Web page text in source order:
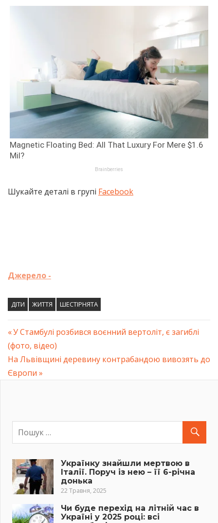
Шукайте деталі в групі Facebook
Джерело -
ДІТИ ЖИТТЯ ШЕСТІРНЯТА
Навігація
записів
Previous
Post:
У Стамбулі розбився воєнний вертоліт, є загиблі
(фото, відео)
Next
Post:
На Львівщині деревину контрабандою вивозять до
Європи
Українку знайшли мертвою в
Італії. Поруч із нею – її 6-річна
донька
22 Травня, 2025
Чи буде перехід на літній час в
Україні у 2025 році: всі